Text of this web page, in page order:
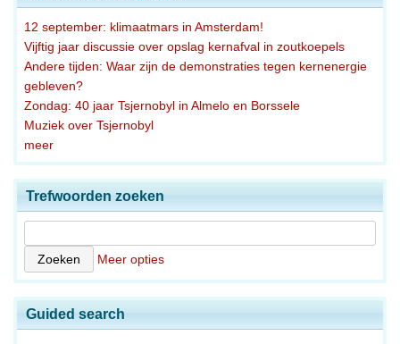
12 september: klimaatmars in Amsterdam!
Vijftig jaar discussie over opslag kernafval in zoutkoepels
Andere tijden: Waar zijn de demonstraties tegen kernenergie
gebleven?
Zondag: 40 jaar Tsjernobyl in Almelo en Borssele
Muziek over Tsjernobyl
meer
Trefwoorden zoeken
Meer opties
Guided search